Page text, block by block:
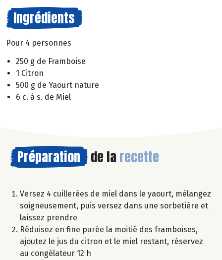
Ingrédients
Pour 4 personnes
250 g de Framboise
1 Citron
500 g de Yaourt nature
6 c. à s. de Miel
Préparation de la recette
Versez 4 cuillerées de miel dans le yaourt, mélangez
soigneusement, puis versez dans une sorbetière et
laissez prendre
Réduisez en fine purée la moitié des framboises,
ajoutez le jus du citron et le miel restant, réservez
au congélateur 12 h